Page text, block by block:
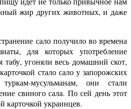
жир других животных, и даже
сало получило во времена
для которых употребление
угоняли весь домашний скот,
стало сало у запорожских
мусульманам, они стали
свиного сала. По сей день этот
карточкой украинцев.